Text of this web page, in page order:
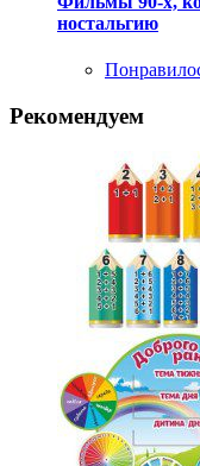
ностальгию
Рекомендуем